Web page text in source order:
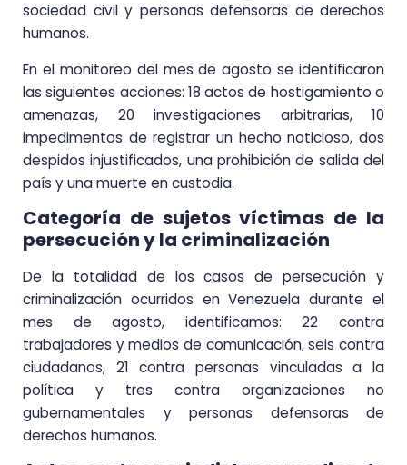
sociedad civil y personas defensoras de derechos
humanos.
En el monitoreo del mes de agosto se identificaron
las siguientes acciones: 18 actos de hostigamiento o
amenazas, 20 investigaciones arbitrarias, 10
impedimentos de registrar un hecho noticioso, dos
despidos injustificados, una prohibición de salida del
país y una muerte en custodia.
Categoría de sujetos víctimas de la
persecución y la criminalización
De la totalidad de los casos de persecución y
criminalización ocurridos en Venezuela durante el
mes de agosto, identificamos: 22 contra
trabajadores y medios de comunicación, seis contra
ciudadanos, 21 contra personas vinculadas a la
política y tres contra organizaciones no
gubernamentales y personas defensoras de
derechos humanos.